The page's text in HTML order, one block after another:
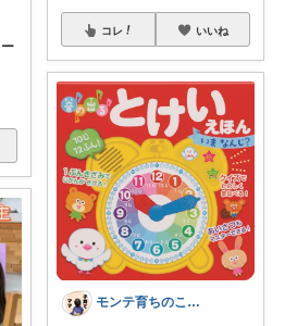
コレ いいね
モンテ育ちのこずえママ🦦｜経由購入✨